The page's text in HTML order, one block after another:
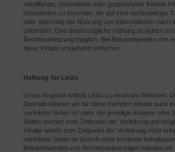
verpflichtet, übermittelte oder gespeicherte fremde
Umständen zu forschen, die auf eine rechtswidrige
oder Sperrung der Nutzung von Informationen nach
unberührt. Eine diesbezügliche Haftung ist jedoch
Rechtsverletzung möglich. Bei Bekanntwerden von
diese Inhalte umgehend entfernen.
Haftung für Links
Unser Angebot enthält Links zu externen Websites
Deshalb können wir für diese fremden Inhalte auch
verlinkten Seiten ist stets der jeweilige Anbieter
Seiten wurden zum Zeitpunkt der Verlinkung auf
Inhalte waren zum Zeitpunkt der Verlinkung nicht
verlinkten Seiten ist jedoch ohne konkrete
Bekanntwerden von Rechtsverletzungen werden